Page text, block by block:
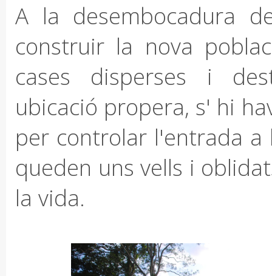
A la desembocadura
construir la nova
cases disperses i
ubicació propera, s' hi
per controlar l'entrada
queden uns vells i
la vida.